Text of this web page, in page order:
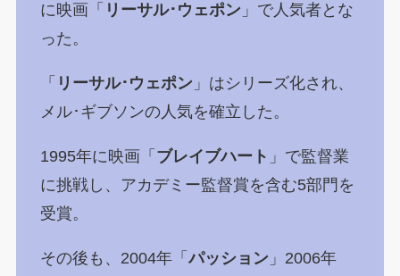
に映画「 リーサル･ウェポン 」で人気者とな
った。
「 リーサル･ウェポン 」はシリーズ化され、
メル･ギブソンの人気を確立した。
1995年に映画「 ブレイブハート 」で監督業
に挑戦し、アカデミー監督賞を含む5部門を
受賞。
その後も、2004年「パッション 」2006年